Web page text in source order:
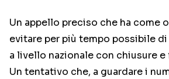
Un appello preciso che ha come
evitare per più tempo possibile
a livello nazionale con chiusure
Un tentativo che, a guardare i